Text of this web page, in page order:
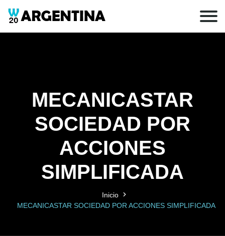
MECANICASTAR
SOCIEDAD POR
ACCIONES
SIMPLIFICADA
Inicio
MECANICASTAR SOCIEDAD POR ACCIONES SIMPLIFICADA